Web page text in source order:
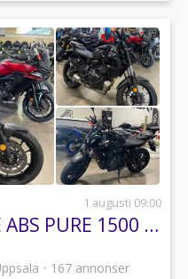
1 augusti 09:00
Yamaha Mt -07 PURE ABS PURE 1500 mil mt07 mt-07
• 167 annonser